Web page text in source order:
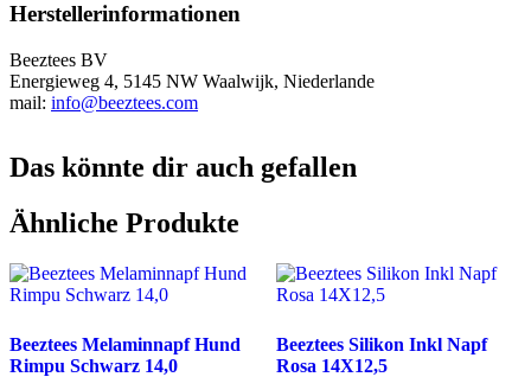
Herstellerinformationen
Beeztees BV
Energieweg 4, 5145 NW Waalwijk, Niederlande
mail: info@beeztees.com
Das könnte dir auch gefallen
Ähnliche Produkte
Beeztees Melaminnapf Hund
Rimpu Schwarz 14,0
Beeztees Silikon Inkl Napf
Rosa 14X12,5